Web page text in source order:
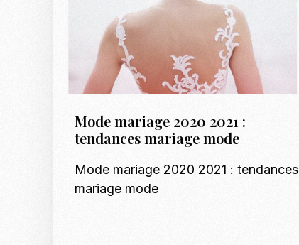
Mode mariage 2020 2021 :
tendances mariage mode
Mode mariage 2020 2021 : tendances
mariage mode